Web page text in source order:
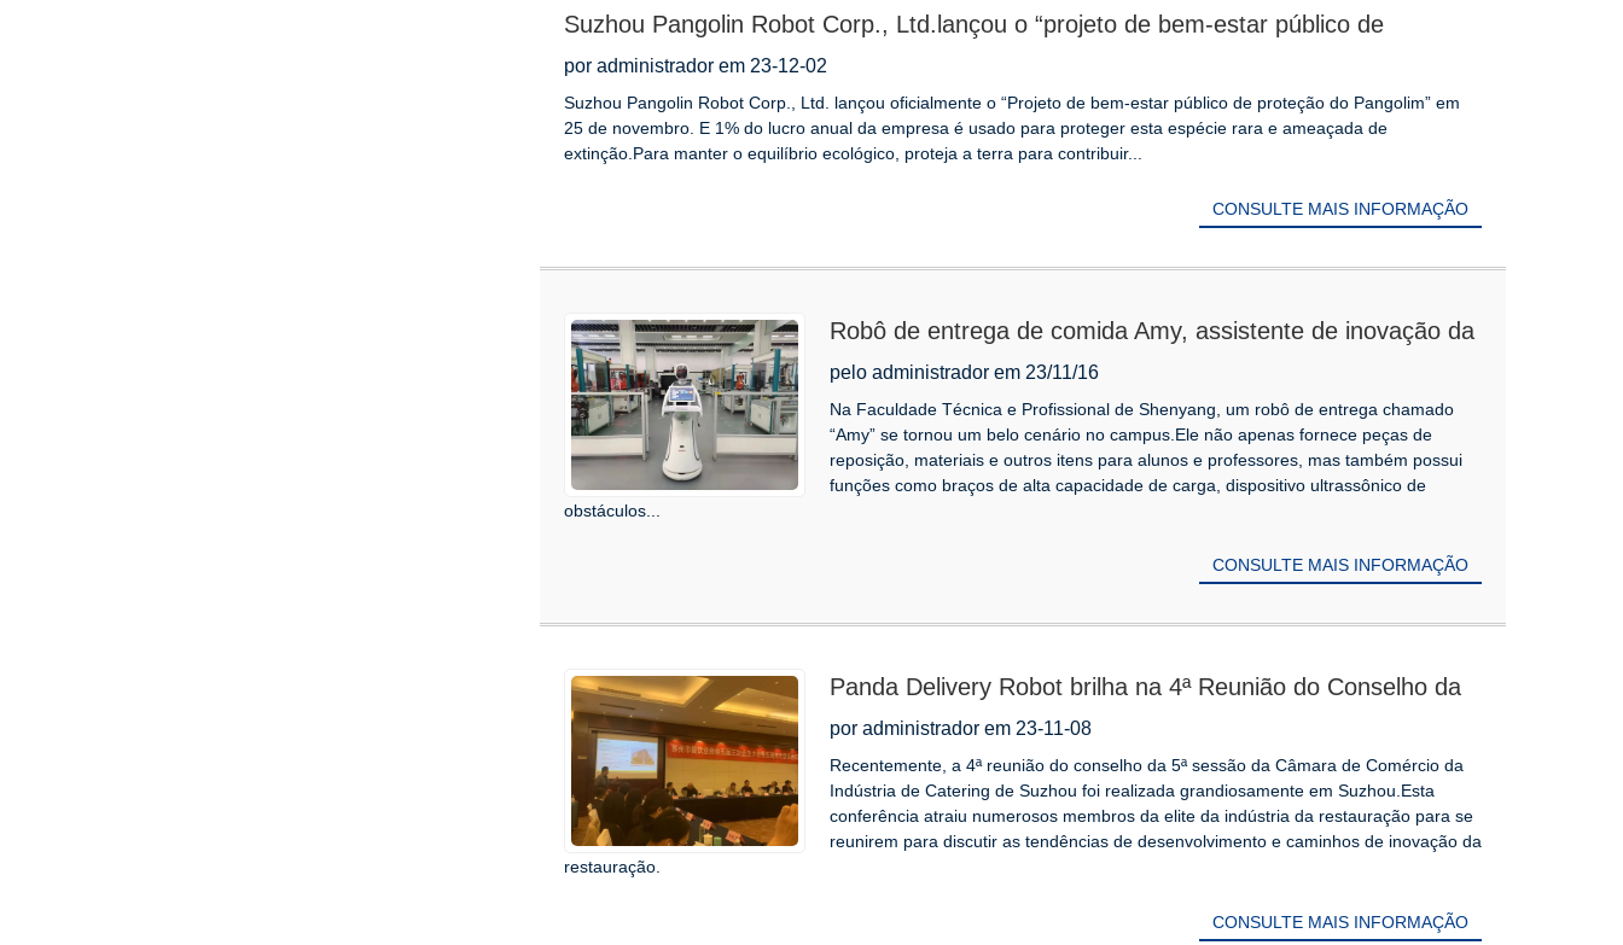
Suzhou Pangolin Robot Corp., Ltd.lançou o “projeto de bem-estar público de
proteção do pangolim” e investiu 1% de seu lucro anual
por administrador em 23-12-02
Suzhou Pangolin Robot Corp., Ltd. lançou oficialmente o “Projeto de bem-estar público de proteção do Pangolim” em
25 de novembro. E 1% do lucro anual da empresa é usado para proteger esta espécie rara e ameaçada de
extinção.Para manter o equilíbrio ecológico, proteja a terra para contribuir...
CONSULTE MAIS INFORMAÇÃO
Robô de entrega de comida Amy, assistente de inovação da
Faculdade Técnica e Profissional de Shenyang
pelo administrador em 23/11/16
Na Faculdade Técnica e Profissional de Shenyang, um robô de entrega chamado
“Amy” se tornou um belo cenário no campus.Ele não apenas fornece peças de
reposição, materiais e outros itens para alunos e professores, mas também possui
funções como braços de alta capacidade de carga, dispositivo ultrassônico de
obstáculos...
CONSULTE MAIS INFORMAÇÃO
Panda Delivery Robot brilha na 4ª Reunião do Conselho da
5ª Câmara de Comércio da Indústria de Catering de
Suzhou.
por administrador em 23-11-08
Recentemente, a 4ª reunião do conselho da 5ª sessão da Câmara de Comércio da
Indústria de Catering de Suzhou foi realizada grandiosamente em Suzhou.Esta
conferência atraiu numerosos membros da elite da indústria da restauração para se
reunirem para discutir as tendências de desenvolvimento e caminhos de inovação da
restauração.
CONSULTE MAIS INFORMAÇÃO